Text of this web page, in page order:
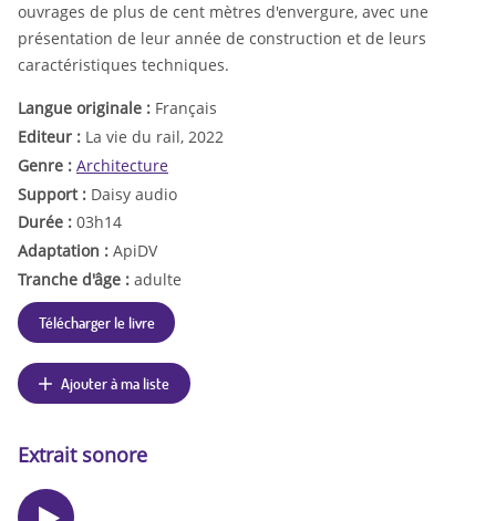
ouvrages de plus de cent mètres d'envergure, avec une
présentation de leur année de construction et de leurs
caractéristiques techniques.
Langue originale : Français
Editeur : La vie du rail, 2022
Genre : Architecture
Support : Daisy audio
Durée : 03h14
Adaptation : ApiDV
Tranche d'âge : adulte
Télécharger le livre
Ajouter à ma liste
Extrait sonore